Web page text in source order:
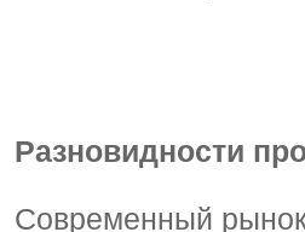
Разновидности
Современный